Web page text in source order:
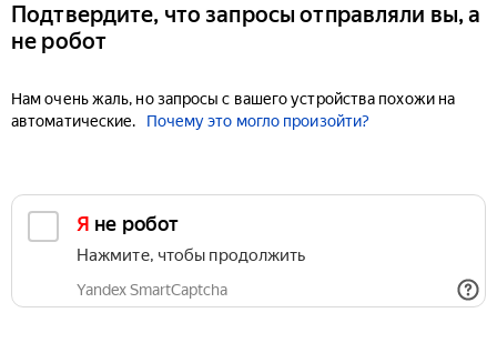
Подтвердите, что запросы отправляли вы, а
не робот
Нам очень жаль, но запросы с вашего устройства похожи на
автоматические.
Почему это могло произойти?
Я не робот
Нажмите, чтобы продолжить
Yandex SmartCaptcha